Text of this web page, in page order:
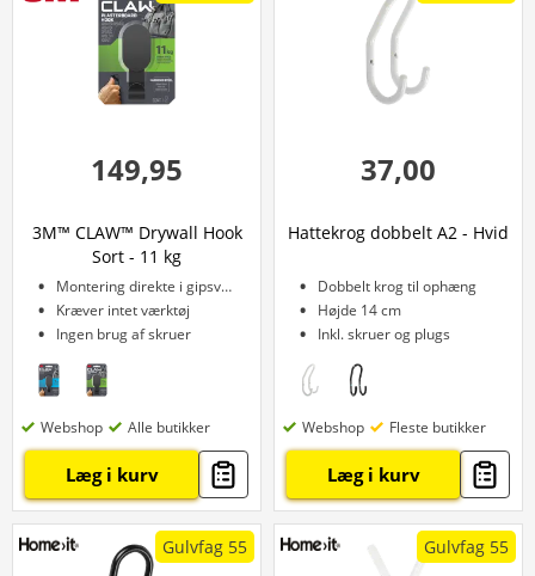
149,95
3M™ CLAW™ Drywall Hook
Sort - 11 kg
Montering direkte i gipsvæg
Kræver intet værktøj
Ingen brug af skruer
Webshop Alle butikker
Læg i kurv
37,00
Hattekrog dobbelt A2 - Hvid
Dobbelt krog til ophæng
Højde 14 cm
Inkl. skruer og plugs
Webshop Fleste butikker
Læg i kurv
Gulvfag 55 Gulvfag 55